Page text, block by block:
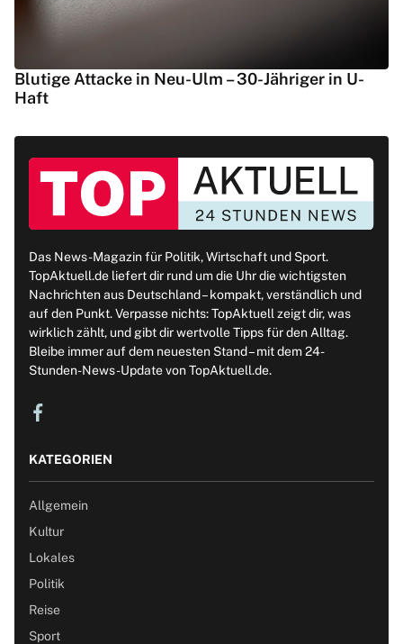
Blutige Attacke in Neu-Ulm – 30-Jähriger in U-
Haft
Das News-Magazin für Politik, Wirtschaft und Sport.
TopAktuell.de liefert dir rund um die Uhr die wichtigsten
Nachrichten aus Deutschland – kompakt, verständlich und
auf den Punkt. Verpasse nichts: TopAktuell zeigt dir, was
wirklich zählt, und gibt dir wertvolle Tipps für den Alltag.
Bleibe immer auf dem neuesten Stand – mit dem 24-
Stunden-News-Update von TopAktuell.de.
KATEGORIEN
Allgemein
Kultur
Lokales
Politik
Reise
Sport